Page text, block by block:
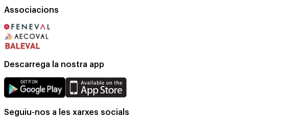
Associacions
Descarrega la nostra app
Seguiu-nos a les xarxes socials